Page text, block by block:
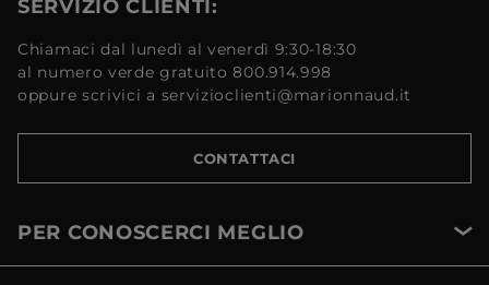
SERVIZIO CLIENTI:
Chiamaci dal lunedì al venerdì 9:30-18:30
al numero verde gratuito 800.914.998
oppure scrivici a servizioclienti@marionnaud.it
CONTATTACI
PER CONOSCERCI MEGLIO